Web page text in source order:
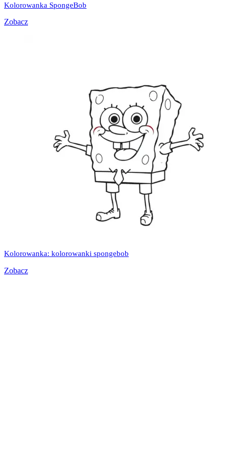
Kolorowanka SpongeBob
Zobacz
Kolorowanka: kolorowanki spongebob
Zobacz